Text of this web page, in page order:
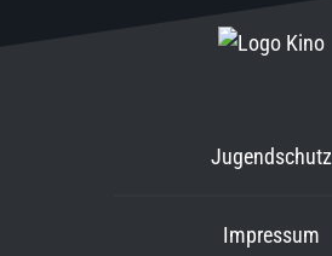
Jugendschutz
Impressum